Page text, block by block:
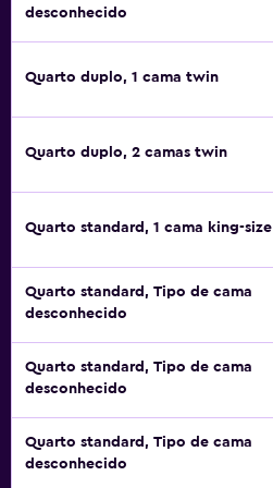
desconhecido
Quarto duplo, 1 cama twin
Quarto duplo, 2 camas twin
Quarto standard, 1 cama king-size
Quarto standard, Tipo de cama
desconhecido
Quarto standard, Tipo de cama
desconhecido
Quarto standard, Tipo de cama
desconhecido